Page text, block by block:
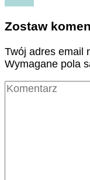
Zostaw
Twój adres email
Wymagane pola